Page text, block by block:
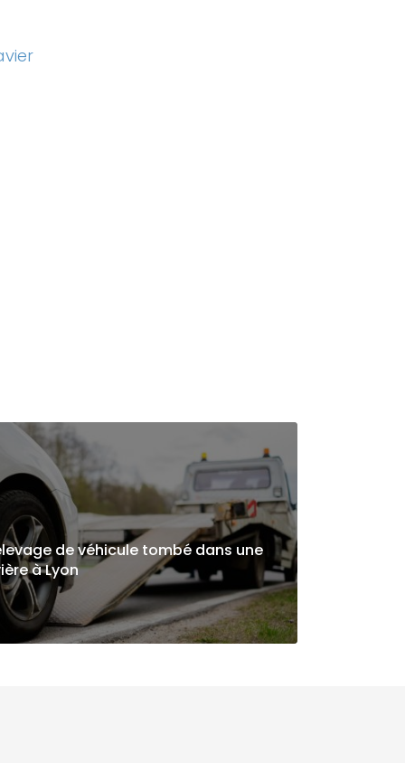
de véhicule tombé dans une
à Lyon